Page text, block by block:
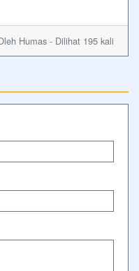
Humas - Dilihat 195 kali